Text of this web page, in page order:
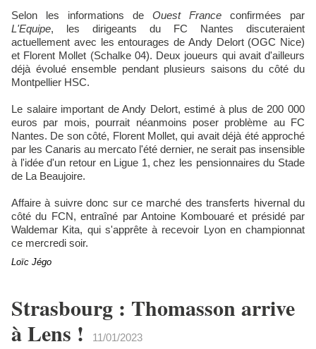
Selon les informations de Ouest France confirmées par
L'Equipe, les dirigeants du FC Nantes discuteraient
actuellement avec les entourages de Andy Delort (OGC Nice)
et Florent Mollet (Schalke 04). Deux joueurs qui avait d'ailleurs
déjà évolué ensemble pendant plusieurs saisons du côté du
Montpellier HSC.
Le salaire important de Andy Delort, estimé à plus de 200 000
euros par mois, pourrait néanmoins poser problème au FC
Nantes. De son côté, Florent Mollet, qui avait déjà été approché
par les Canaris au mercato l'été dernier, ne serait pas insensible
à l'idée d'un retour en Ligue 1, chez les pensionnaires du Stade
de La Beaujoire.
Affaire à suivre donc sur ce marché des transferts hivernal du
côté du FCN, entraîné par Antoine Kombouaré et présidé par
Waldemar Kita, qui s'apprête à recevoir Lyon en championnat
ce mercredi soir.
Loïc Jégo
Strasbourg : Thomasson arrive
à Lens !
11/01/2023